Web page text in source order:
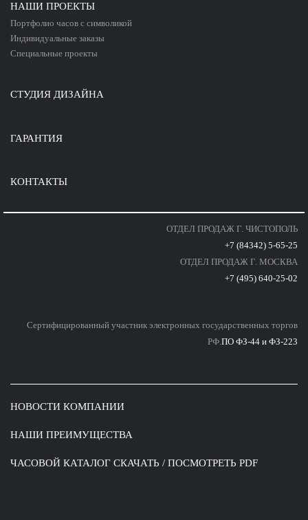
НАШИ ПРОЕКТЫ
Портфолио часов с символикой
Индивидуальные заказы
Специальные проекты
СТУДИЯ ДИЗАЙНА
ГАРАНТИЯ
КОНТАКТЫ
ОТДЕЛ ПРОДАЖ Г. ЧИСТОПОЛЬ
+7 (84342) 5-65-25
ОТДЕЛ ПРОДАЖ Г. МОСКВА
+7 (495) 640-25-02
Сертифицированный участник электронных государственных торгов
РФ. ПО ФЗ-44 и ФЗ-223
НОВОСТИ КОМПАНИИ
НАШИ ПРЕИМУЩЕСТВА
ЧАСОВОЙ КАТАЛОГ СКАЧАТЬ / ПОСМОТРЕТЬ PDF